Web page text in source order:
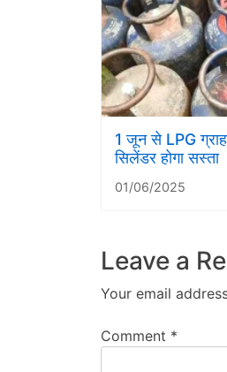
1 जून से LPG
सिलेंडर होगा सस्ता
01/06/2025
Leave a
Your email
Comment *